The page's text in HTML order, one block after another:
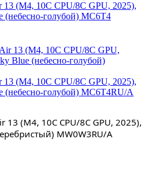
(M4, 10C CPU/8C GPU, 2025),
(небесно-голубой) MC6T4
(M4, 10C CPU/8C GPU, 2025),
(небесно-голубой) MC6T4RU/A
13 (M4, 10C CPU/8C GPU, 2025),
MW0W3RU/A